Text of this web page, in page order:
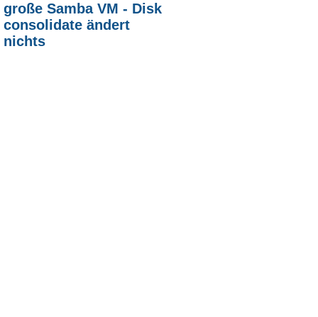
große Samba VM - Disk
consolidate ändert
nichts